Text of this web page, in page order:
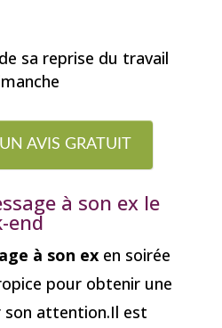
sa reprise du travail
AVIS GRATUIT
à son ex le
end
à son exen soirée
pour obtenir une
attention.Il est